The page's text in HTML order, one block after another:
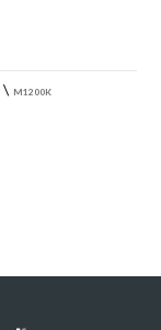
\ M1200K